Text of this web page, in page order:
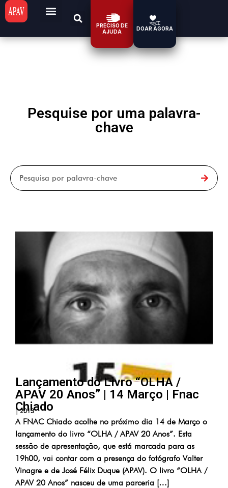
PRECISO DE
AJUDA
DOAR AGORA
Pesquise por uma palavra-
chave
Lançamento do Livro “OLHA /
APAV 20 Anos” | 14 Março | Fnac
Chiado
| 2013
A FNAC Chiado acolhe no próximo dia 14 de Março o
lançamento do livro “OLHA / APAV 20 Anos”. Esta
sessão de apresentação, que está marcada para as
19h00, vai contar com a presença do fotógrafo Valter
Vinagre e de José Félix Duque (APAV). O livro “OLHA /
APAV 20 Anos” nasceu de uma parceria […]